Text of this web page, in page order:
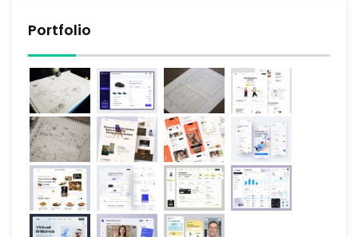
Portfolio